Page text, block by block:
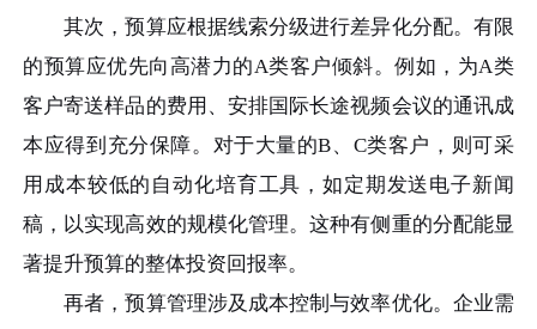
其次，预算应根据线索分级进行差异化分配。有限
的预算应优先向高潜力的A类客户倾斜。例如，为A类
客户寄送样品的费用、安排国际长途视频会议的通讯成
本应得到充分保障。对于大量的B、C类客户，则可采
用成本较低的自动化培育工具，如定期发送电子新闻
稿，以实现高效的规模化管理。这种有侧重的分配能显
著提升预算的整体投资回报率。
再者，预算管理涉及成本控制与效率优化。企业需